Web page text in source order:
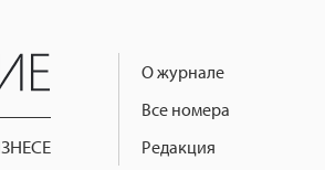
О журнале
Все номера
Редакция